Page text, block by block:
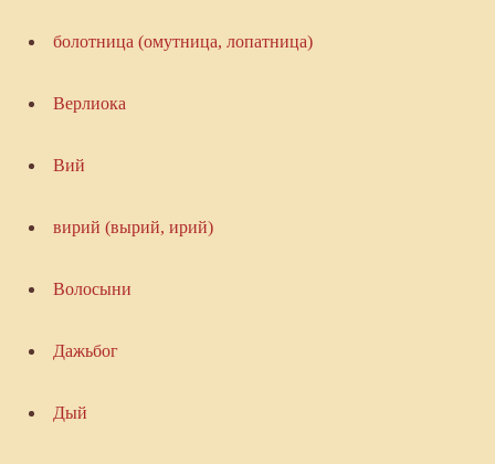
болотница (омутница, лопатница)
Верлиока
Вий
вирий (вырий, ирий)
Волосыни
Дажьбог
Дый